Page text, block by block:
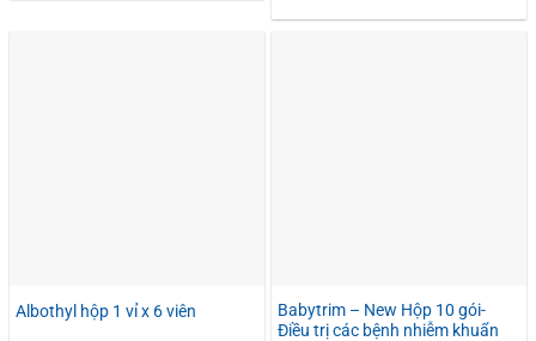
Albothyl hộp 1 vỉ x 6 viên
Babytrim – New Hộp 10 gói-
Điều trị các bệnh nhiễm khuẩn